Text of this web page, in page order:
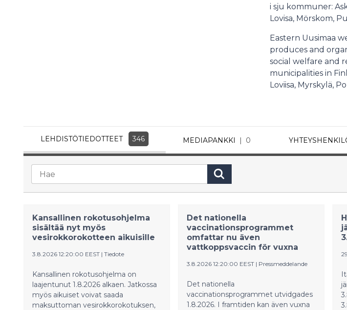
i sju kommuner:
Lovisa, Mörskom,
Eastern Uusimaa
produces and
social welfare and
municipalities in
Loviisa, Myrskylä,
LEHDISTÖTIEDOTTEET 346 MEDIAPANKKI 0
Kansallinen rokotusohjelma
sisältää nyt myös
vesirokkorokotteen aikuisille
3.8.2026 12:20:00 EEST | Tiedote
Kansallinen rokotusohjelma on
laajentunut 1.8.2026 alkaen. Jatkossa
myös aikuiset voivat saada
maksuttoman vesirokkorokotuksen,
Det nationella
vaccinationsprogrammet
omfattar nu även
vattkoppsvaccin för vuxna
3.8.2026 12:20:00 EEST | Pressmeddelande
Det nationella
vaccinationsprogrammet utvidgades
1.8.2026. I framtiden kan även vuxna